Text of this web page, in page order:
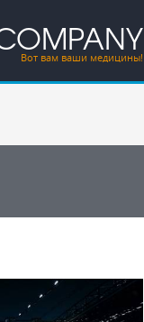
COMPANY
Вот вам ваши медицины!